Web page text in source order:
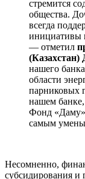
стремится
общества.
всегда
инициативы
— отметил
(Казахстан)
нашего
области
парниковых
нашем
Фонд
самым
Несомненно,
субсидирования